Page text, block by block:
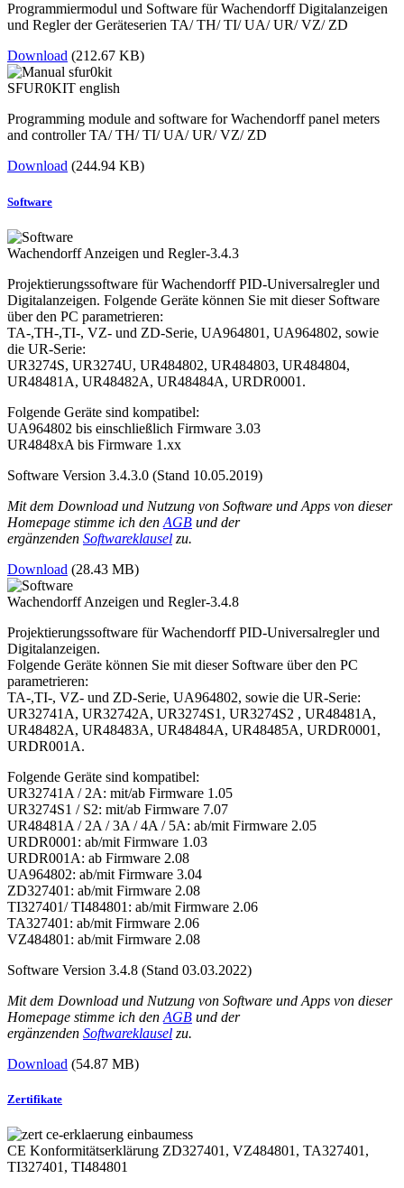
Programmiermodul und Software für Wachendorff Digitalanzeigen
und Regler der Geräteserien TA/ TH/ TI/ UA/ UR/ VZ/ ZD
Download (212.67 KB)
SFUR0KIT english
Programming module and software for Wachendorff panel meters
and controller TA/ TH/ TI/ UA/ UR/ VZ/ ZD
Download (244.94 KB)
Software
Wachendorff Anzeigen und Regler-3.4.3
Projektierungssoftware für Wachendorff PID-Universalregler und
Digitalanzeigen. Folgende Geräte können Sie mit dieser Software
über den PC parametrieren:
TA-,TH-,TI-, VZ- und ZD-Serie, UA964801, UA964802, sowie
die UR-Serie:
UR3274S, UR3274U, UR484802, UR484803, UR484804,
UR48481A, UR48482A, UR48484A, URDR0001.
Folgende Geräte sind kompatibel:
UA964802 bis einschließlich Firmware 3.03
UR4848xA bis Firmware 1.xx
Software Version 3.4.3.0 (Stand 10.05.2019)
Mit dem Download und Nutzung von Software und Apps von dieser
Homepage stimme ich den AGB und der
ergänzenden Softwareklausel zu.
Download (28.43 MB)
Wachendorff Anzeigen und Regler-3.4.8
Projektierungssoftware für Wachendorff PID-Universalregler und
Digitalanzeigen.
Folgende Geräte können Sie mit dieser Software über den PC
parametrieren:
TA-,TI-, VZ- und ZD-Serie, UA964802, sowie die UR-Serie:
UR32741A, UR32742A, UR3274S1, UR3274S2 , UR48481A,
UR48482A, UR48483A, UR48484A, UR48485A, URDR0001,
URDR001A.
Folgende Geräte sind kompatibel:
UR32741A / 2A: mit/ab Firmware 1.05
UR3274S1 / S2: mit/ab Firmware 7.07
UR48481A / 2A / 3A / 4A / 5A: ab/mit Firmware 2.05
URDR0001: ab/mit Firmware 1.03
URDR001A: ab Firmware 2.08
UA964802: ab/mit Firmware 3.04
ZD327401: ab/mit Firmware 2.08
TI327401/ TI484801: ab/mit Firmware 2.06
TA327401: ab/mit Firmware 2.06
VZ484801: ab/mit Firmware 2.08
Software Version 3.4.8 (Stand 03.03.2022)
Mit dem Download und Nutzung von Software und Apps von dieser
Homepage stimme ich den AGB und der
ergänzenden Softwareklausel zu.
Download (54.87 MB)
Zertifikate
CE Konformitätserklärung ZD327401, VZ484801, TA327401,
TI327401, TI484801